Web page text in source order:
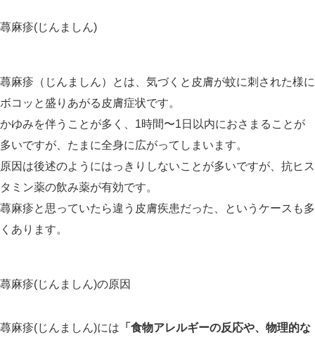
高血圧外来
脂質異常症外来
蕁麻疹(じんましん)
蕁麻疹（じんましん）とは、気づくと皮膚が蚊に刺された様に
ボコッと盛りあがる皮膚症状です。
かゆみを伴うことが多く、1時間〜1日以内におさまることが
多いですが、たまに全身に広がってしまいます。
原因は後述のようにはっきりしないことが多いですが、抗ヒス
タミン薬の飲み薬が有効です。
蕁麻疹と思っていたら違う皮膚疾患だった、というケースも多
くあります。
蕁麻疹(じんましん)の原因
蕁麻疹(じんましん)には 「食物アレルギーの反応や、物理的な